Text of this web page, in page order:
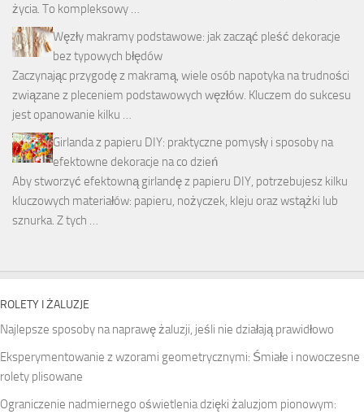
życia. To kompleksowy …
Węzły makramy podstawowe: jak zacząć pleść dekoracje
bez typowych błędów
Zaczynając przygodę z makramą, wiele osób napotyka na trudności
związane z pleceniem podstawowych węzłów. Kluczem do sukcesu
jest opanowanie kilku …
Girlanda z papieru DIY: praktyczne pomysły i sposoby na
efektowne dekoracje na co dzień
Aby stworzyć efektowną girlandę z papieru DIY, potrzebujesz kilku
kluczowych materiałów: papieru, nożyczek, kleju oraz wstążki lub
sznurka. Z tych …
ROLETY I ŻALUZJE
Najlepsze sposoby na naprawę żaluzji, jeśli nie działają prawidłowo
Eksperymentowanie z wzorami geometrycznymi: Śmiałe i nowoczesne
rolety plisowane
Ograniczenie nadmiernego oświetlenia dzięki żaluzjom pionowym: